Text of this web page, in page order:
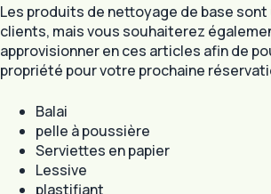
Les produits de nettoyage de base
clients, mais vous souhaiterez
approvisionner en ces articles afin de
propriété pour votre prochaine
Balai
pelle à poussière
Serviettes en papier
Lessive
plastifiant